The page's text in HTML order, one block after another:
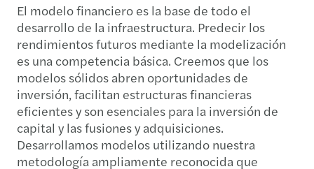
El modelo financiero es la base de todo el
desarrollo de la infraestructura. Predecir los
rendimientos futuros mediante la modelización
es una competencia básica. Creemos que los
modelos sólidos abren oportunidades de
inversión, facilitan estructuras financieras
eficientes y son esenciales para la inversión de
capital y las fusiones y adquisiciones.
Desarrollamos modelos utilizando nuestra
metodología ampliamente reconocida que